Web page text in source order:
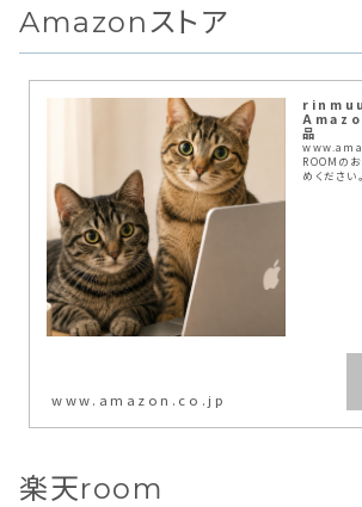
Amazonストア
品
ROOMの
めくださ
www.amazon.co.jp
楽天room